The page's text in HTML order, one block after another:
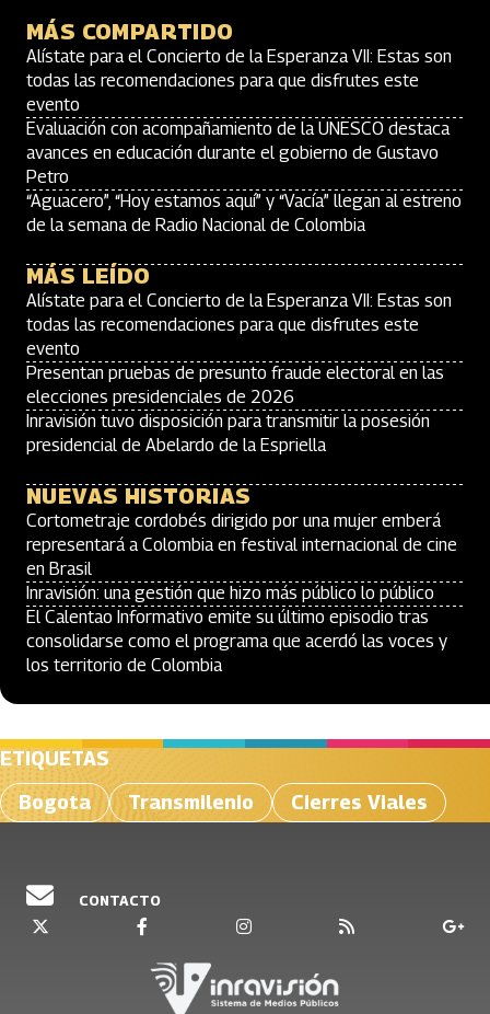
MÁS COMPARTIDO
Alístate para el Concierto de la Esperanza VII: Estas son
todas las recomendaciones para que disfrutes este
evento
Evaluación con acompañamiento de la UNESCO destaca
avances en educación durante el gobierno de Gustavo
Petro
“Aguacero”, “Hoy estamos aquí” y “Vacía” llegan al estreno
de la semana de Radio Nacional de Colombia
MÁS LEÍDO
Alístate para el Concierto de la Esperanza VII: Estas son
todas las recomendaciones para que disfrutes este
evento
Presentan pruebas de presunto fraude electoral en las
elecciones presidenciales de 2026
Inravisión tuvo disposición para transmitir la posesión
presidencial de Abelardo de la Espriella
NUEVAS HISTORIAS
Cortometraje cordobés dirigido por una mujer emberá
representará a Colombia en festival internacional de cine
en Brasil
Inravisión: una gestión que hizo más público lo público
El Calentao Informativo emite su último episodio tras
consolidarse como el programa que acerdó las voces y
los territorio de Colombia
ETIQUETAS
Bogota
Transmilenio Cierres Viales
CONTACTO